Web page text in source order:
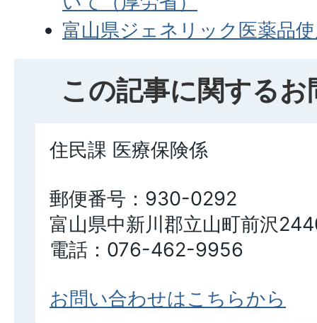
富山県ジェネリック医薬品
この記事に関する
住民課 医療保険係
郵便番号：930-0292
富山県中新川郡立山町前沢
電話：076-462-9956
お問い合わせはこちらから